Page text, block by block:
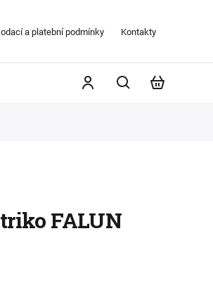
a platební podmínky Kontakty
Kontakty
FALUN